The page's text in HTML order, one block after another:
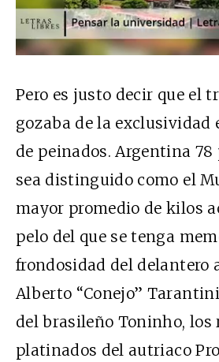
Pero es justo decir que el
gozaba de la exclusividad
de peinados. Argentina
sea distinguido como el
mayor promedio de kilos
pelo del que se tenga
frondosidad del delantero
Alberto “Conejo”
del brasileño Toninho, los
platinados del autriaco